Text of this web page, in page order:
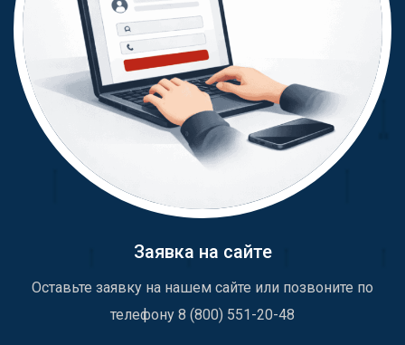
Заявка на сайте
Оставьте заявку на нашем сайте или позвоните по
телефону 8 (800) 551-20-48